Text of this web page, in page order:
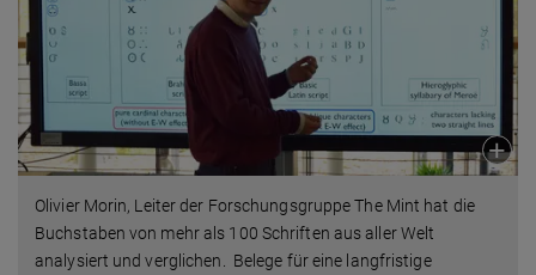
Olivier Morin, Leiter der Forschungsgruppe The Mint hat die
Buchstaben von mehr als 100 Schriften aus aller Welt
analysiert und verglichen. Belege für eine langfristige